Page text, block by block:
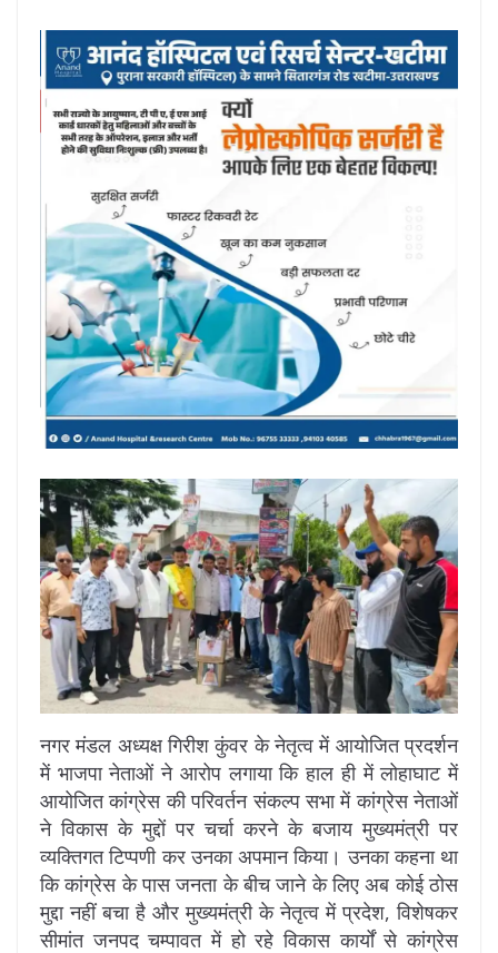
नगर मंडल अध्यक्ष गिरीश कुंवर के नेतृत्व में आयोजित प्रदर्शन
में भाजपा नेताओं ने आरोप लगाया कि हाल ही में लोहाघाट में
आयोजित कांग्रेस की परिवर्तन संकल्प सभा में कांग्रेस नेताओं
ने विकास के मुद्दों पर चर्चा करने के बजाय मुख्यमंत्री पर
व्यक्तिगत टिप्पणी कर उनका अपमान किया। उनका कहना था
कि कांग्रेस के पास जनता के बीच जाने के लिए अब कोई ठोस
मुद्दा नहीं बचा है और मुख्यमंत्री के नेतृत्व में प्रदेश, विशेषकर
सीमांत जनपद चम्पावत में हो रहे विकास कार्यों से कांग्रेस